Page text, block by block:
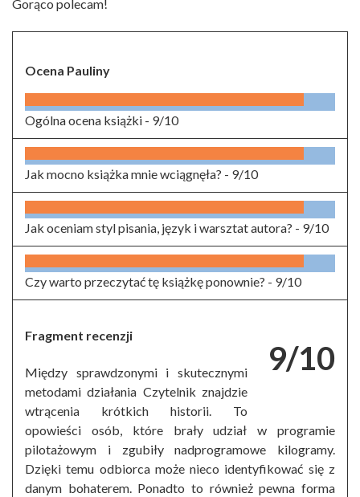
Gorąco polecam!
Ocena Pauliny
Ogólna ocena książki - 9/10
Jak mocno książka mnie wciągnęła? - 9/10
Jak oceniam styl pisania, język i warsztat autora? - 9/10
Czy warto przeczytać tę książkę ponownie? - 9/10
9/10
Fragment recenzji
Między sprawdzonymi i skutecznymi
metodami działania Czytelnik znajdzie
wtrącenia krótkich historii. To
opowieści osób, które brały udział w programie
pilotażowym i zgubiły nadprogramowe kilogramy.
Dzięki temu odbiorca może nieco identyfikować się z
danym bohaterem. Ponadto to również pewna forma